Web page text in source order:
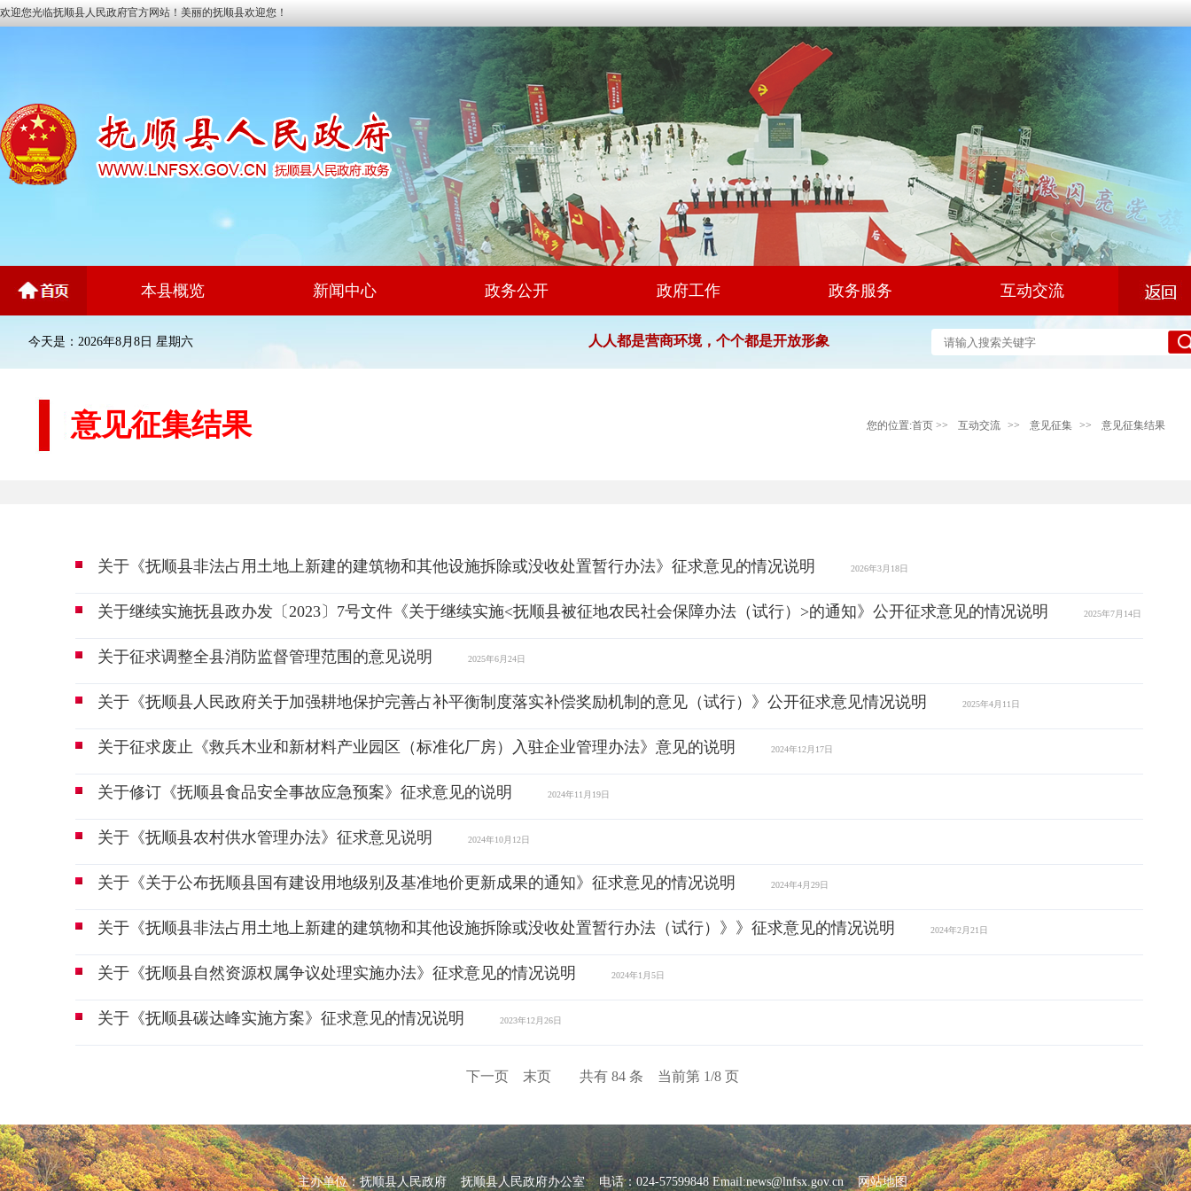
欢迎您光临抚顺县人民政府官方网站！美丽的抚顺县欢迎您！
本县概览 新闻中心 政务公开 政府工作 政务服务 互动交流
今天是：2026年8月8日 星期六 人人都是营商环境，个个都是开放形象
意见征集结果 您的位置:首页 >> 互动交流 >> 意见征集 >> 意见征集结果
关于《抚顺县非法占用土地上新建的建筑物和其他设施拆除或没收处置暂行办法》征求意见的情况说明 2026年3月18日
关于继续实施抚县政办发〔2023〕7号文件《关于继续实施<抚顺县被征地农民社会保障办法（试行）>的通知》公开征求意见的情况说明 2025年7月14日
关于征求调整全县消防监督管理范围的意见说明 2025年6月24日
关于《抚顺县人民政府关于加强耕地保护完善占补平衡制度落实补偿奖励机制的意见（试行）》公开征求意见情况说明 2025年4月11日
关于征求废止《救兵木业和新材料产业园区（标准化厂房）入驻企业管理办法》意见的说明 2024年12月17日
关于修订《抚顺县食品安全事故应急预案》征求意见的说明 2024年11月19日
关于《抚顺县农村供水管理办法》征求意见说明 2024年10月12日
关于《关于公布抚顺县国有建设用地级别及基准地价更新成果的通知》征求意见的情况说明 2024年4月29日
关于《抚顺县非法占用土地上新建的建筑物和其他设施拆除或没收处置暂行办法（试行）》》征求意见的情况说明 2024年2月21日
关于《抚顺县自然资源权属争议处理实施办法》征求意见的情况说明 2024年1月5日
关于《抚顺县碳达峰实施方案》征求意见的情况说明 2023年12月26日
下一页 末页 共有 84 条 当前第 1/8 页
主办单位：抚顺县人民政府 抚顺县人民政府办公室 电话：024-57599848 Email:news@lnfsx.gov.cn网站地图